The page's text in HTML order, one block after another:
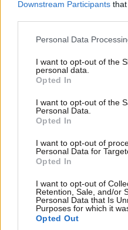
Downstream Participants
Please note that this
not limited to your visit or
grant or deny consent to
use your data for below
consent section.
Personal Data
I want to opt-out of the
personal data.
Opted In
I want to opt-out of the
Personal Data.
Opted In
I want to opt-out of
Personal Data for
Opted In
I want to opt-out of
Retention, Sale, and/or
Personal Data that Is
Purposes for which it
Opted Out
Ογκολόγοι
περνούν